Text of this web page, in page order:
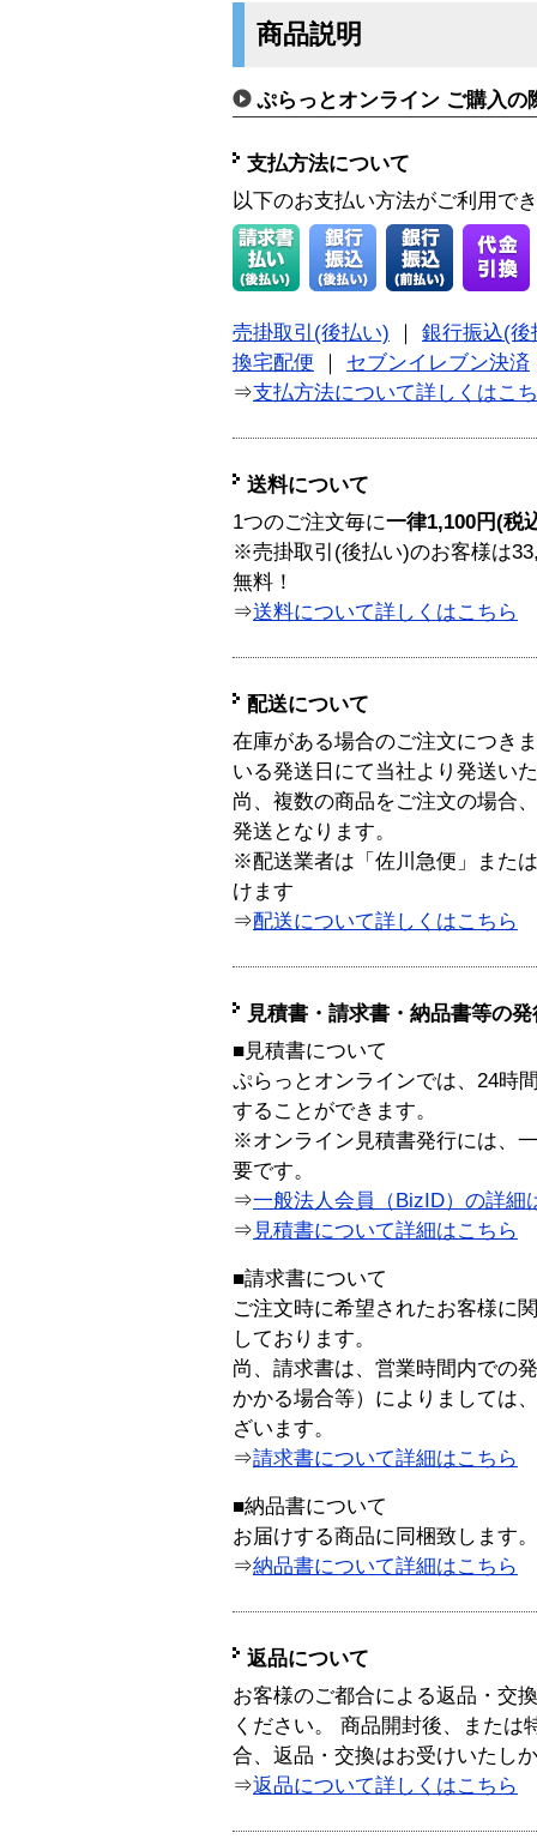
商品説明
ぷらっとオンライン ご購入の
支払方法について
以下のお支払い方法がご利用で
売掛取引(後払い)
銀行振込(後
換宅配便
セブンイレブン決済
⇒支払方法について詳しくはこ
送料について
1つのご注文毎に一律1,100円(税
※売掛取引(後払い)のお客様は
無料！
⇒送料について詳しくはこちら
配送について
在庫がある場合のご注文につき
いる発送日にて当社より発送い
尚、複数の商品をご注文の場合
発送となります。
※配送業者は「佐川急便」また
けます
⇒配送について詳しくはこちら
見積書・請求書・納品書等の
■見積書について
ぷらっとオンラインでは、24時
することができます。
※オンライン見積書発行には、
要です。
⇒一般法人会員（BizID）の詳細
⇒ 見積書について詳細はこちら
■請求書について
ご注文時に希望されたお客様に
しております。
尚、請求書は、営業時間内での
かかる場合等）によりましては
ざいます。
⇒請求書について詳細はこちら
■納品書について
お届けする商品に同梱致します。
⇒納品書について詳細はこちら
返品について
お客様のご都合による返品・交
ください。 商品開封後、または
合、返品・交換はお受けいたし
⇒返品について詳しくはこちら